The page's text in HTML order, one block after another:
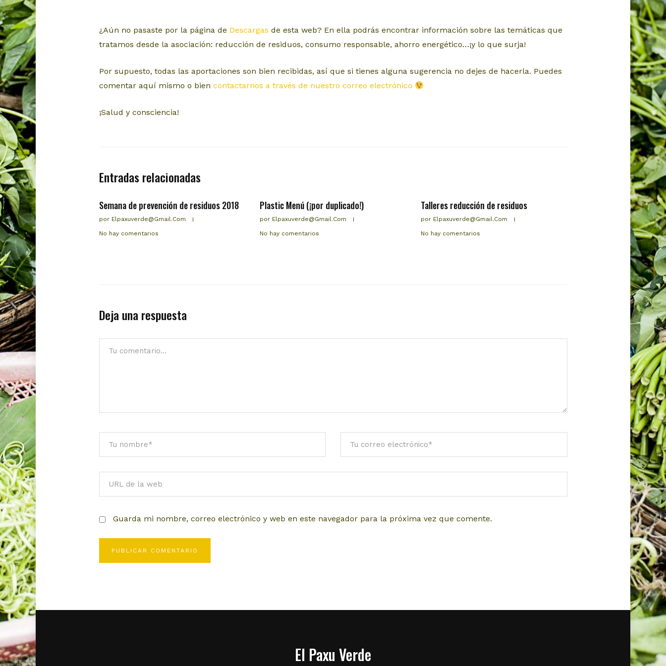
¿Aún no pasaste por la página de Descargas de esta web? En ella podrás encontrar información sobre las temáticas que
tratamos desde la asociación: reducción de residuos, consumo responsable, ahorro energético…¡y lo que surja!
Por supuesto, todas las aportaciones son bien recibidas, así que si tienes alguna sugerencia no dejes de hacerla. Puedes
comentar aquí mismo o bien contactarnos a través de nuestro correo electrónico
¡Salud y consciencia!
Entradas relacionadas
Semana de prevención de residuos 2018
porElpaxuverde@gmail.com
No hay comentarios
Plastic Menú (¡por duplicado!)
por Elpaxuverde@gmail.com
No hay comentarios
Talleres reducción de residuos
por Elpaxuverde@gmail.com
No hay comentarios
Deja una respuesta
Guarda mi nombre, correo electrónico y web en este navegador para la próxima vez que comente.
El Paxu Verde